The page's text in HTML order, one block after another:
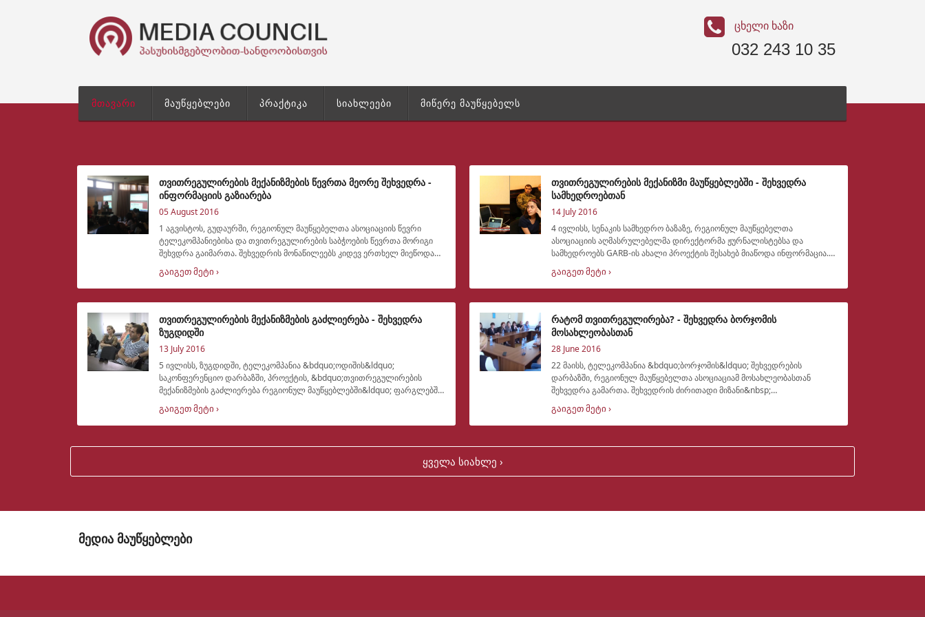
ცხელი ხაზი
032 243 10 35
მთავარი მაუწყებლები პრაქტიკა სიახლეები მიწერე მაუწყებელს
თვითრეგულირების მექანიზმების წევრთა მეორე შეხვედრა -
ინფორმაციის გაზიარება
05 August 2016
1 აგვისტოს, გუდაურში, რეგიონულ მაუწყებელთა ასოციაციის წევრი
ტელეკომპანიებისა და თვითრეგულირების საბჭოების წევრთა მორიგი
შეხვდრა გაიმართა. შეხვედრის მონაწილეებს კიდევ ერთხელ მიეწოდათ
ინფორმაცია თვით
გაიგეთ მეტი ›
თვითრეგულირების მექანიზმი მაუწყებლებში - შეხვედრა
სამხედროებთან
14 July 2016
4 ივლისს, სენაკის სამხედრო ბაზაზე, რეგიონულ მაუწყებელთა
ასოციაციის აღმასრულებელმა დირექტორმა ჟურნალისტებსა და
სამხედროებს GARB-ის ახალი პროექტის შესახებ მიაწოდა ინფორმაცია.
პროექტი, რომელიც DW Akademi
გაიგეთ მეტი ›
თვითრეგულირების მექანიზმების გაძლიერება - შეხვედრა
ზუგდიდში
13 July 2016
5 ივლისს, ზუგდიდში, ტელეკომპანია &bdquo;ოდიშის&ldquo;
საკონფერენციო დარბაზში, პროექტის, &bdquo;თვითრეგულირების
მექანიზმების გაძლიერება რეგიონულ მაუწყებლებში&ldquo; ფარგლებში,
ადგილობრივ მოსახლეობასთან
გაიგეთ მეტი ›
რატომ თვითრეგულირება? - შეხვედრა ბორჯომის
მოსახლეობასთან
28 June 2016
22 მაისს, ტელეკომპანია &bdquo;ბორჯომის&ldquo; შეხვედრების
დარბაზში, რეგიონულ მაუწყებელთა ასოციაციამ მოსახლეობასთან
შეხვედრა გამართა. შეხვედრის ძირითადი მიზანი&nbsp;
ადგილობრივებისათვის ლოკალურ ტელევიზ
გაიგეთ მეტი ›
ყველა სიახლე ›
მედია მაუწყებლები